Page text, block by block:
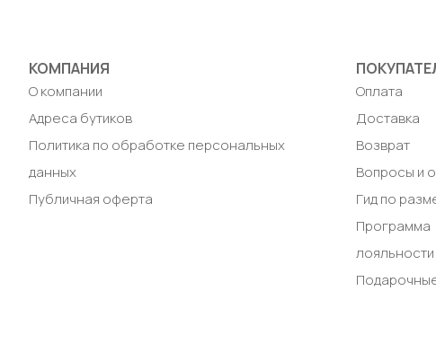
КОМПАНИЯ
О компании
Адреса бутиков
Политика по обработке персональных
данных
Публичная оферта
Оплата
Доставка
Возврат
Вопросы и
Гид по
Программа
лояльности